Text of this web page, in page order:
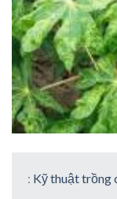
: Kỹ thuật trồng